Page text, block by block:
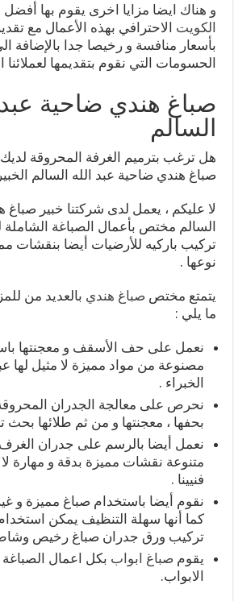
و هناك ايضا مزايا اخرى يقوم بها
الكويت الاحترافي بهذه الأعمال مع
بأسعار منافسة و رخيصا جدا بالإضافة
الحسومات التي نقوم بتقديمها لعملائنا
صباغ هندي ضاحية عبد
السالم
هل ترغب بترميم الغرفة المحروقة
صباغ هندي ضاحية عبد الله السالم
لا عليكم ، يعمل لدى شركتنا خبير صباغ
السالم مختص بأعمال الصباغة
تركيب باركيه للأرضيات أيضا بنقشات
نوعها .
يتمتع مختصصباغ هندي بالعديد من
ما يلي :
نعمل على حف الأسقف و معجنتها
مصنوعة من مواد مميزة لا مثيل لها
الخبراء .
نحرص على معالجة الجدران
بحفها ، معجنتها و من ثم طلائها بحث
نعمل أيضا بالرسم على جدران
متنوعة نقشات مميزة بدقة و مهارة لا
فنيينا .
نقوم أيضا باستخدام صباغ مميزة و
كما أنها سهلة التنظيف يمكن
تركيب ورق جدران صباغ رخيص
يقومصباغ ابواب بكل اعمال الصباغة
الابواب.